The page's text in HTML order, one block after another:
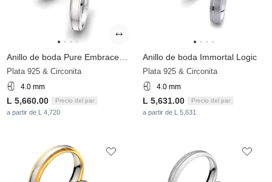
Plata 925 & Circonita
4.0 mm
L 5,660.00 Precio del par
a partir de L 4,720
Anillo de boda Immortal Logic
Plata 925 & Circonita
4.0 mm
L 5,631.00 Precio del par
a partir de L 5,631